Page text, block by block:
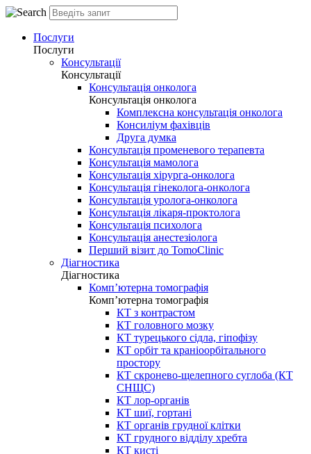
Послуги
Послуги
Консультації
Консультації
Консультація онколога
Консультація онколога
Комплексна консультація онколога
Консиліум фахівців
Друга думка
Консультація променевого терапевта
Консультація мамолога
Консультація хірурга-онколога
Консультація гінеколога-онколога
Консультація уролога-онколога
Консультація лікаря-проктолога
Консультація психолога
Консультація анестезіолога
Перший візит до TomoClinic
Діагностика
Діагностика
Комп’ютерна томографія
Комп’ютерна томографія
КТ з контрастом
КТ головного мозку
КТ турецького сідла, гіпофізу
КТ орбіт та краніоорбітального
простору
КТ скронево-щелепного суглоба (КТ
СНЩС)
КТ лор-органів
КТ шиї, гортані
КТ органів грудної клітки
КТ грудного відділу хребта
КТ кисті